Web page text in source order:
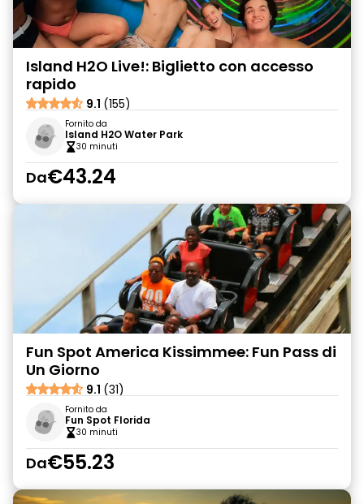
Island H2O Live!: Biglietto con accesso
rapido
9.1 (155)
Fornito da
Island H2O Water Park
30 minuti
Da€43.24
Fun Spot America Kissimmee: Fun Pass di
Un Giorno
9.1 (31)
Fornito da
Fun Spot Florida
30 minuti
Da€55.23